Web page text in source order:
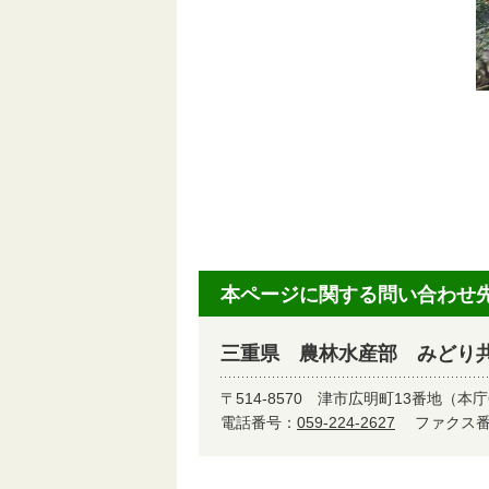
本ページに関する問い合わせ
三重県 農林水産部 みどり
〒514-8570 津市広明町13番地（本
電話番号： 059-224-2627 ファクス